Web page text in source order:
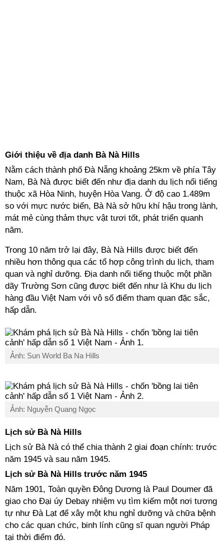
Giới thiệu về địa danh Bà Nà Hills
Nằm cách thành phố Đà Nẵng khoảng 25km về phía Tây
Nam, Bà Nà được biết đến như địa danh du lịch nổi tiếng
thuộc xã Hòa Ninh, huyện Hòa Vang. Ở độ cao 1.489m
so với mực nước biển, Bà Nà sở hữu khí hậu trong lành,
mát mẻ cùng thảm thực vật tươi tốt, phát triển quanh
năm.
Trong 10 năm trở lại đây, Bà Nà Hills được biết đến
nhiều hơn thông qua các tổ hợp công trình du lịch, tham
quan và nghỉ dưỡng. Địa danh nổi tiếng thuộc một phần
dãy Trường Sơn cũng được biết đến như là Khu du lịch
hàng đầu Việt Nam với vô số điểm tham quan đặc sắc,
hấp dẫn.
Ảnh: Sun World Ba Na Hills
Ảnh: Nguyễn Quang Ngọc
Lịch sử Bà Nà Hills
Lịch sử Bà Nà có thể chia thành 2 giai đoạn chính: trước
năm 1945 và sau năm 1945.
Lịch sử Bà Nà Hills trước năm 1945
Năm 1901, Toàn quyền Đông Dương là Paul Doumer đã
giao cho Đại úy Debay nhiệm vụ tìm kiếm một nơi tương
tự như Đà Lạt để xây một khu nghỉ dưỡng và chữa bệnh
cho các quan chức, binh lính cũng sĩ quan người Pháp
tại thời điểm đó.